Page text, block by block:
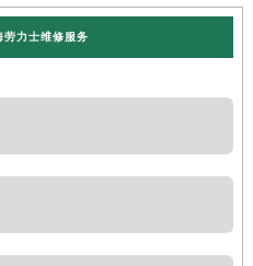
劳力士维修服务